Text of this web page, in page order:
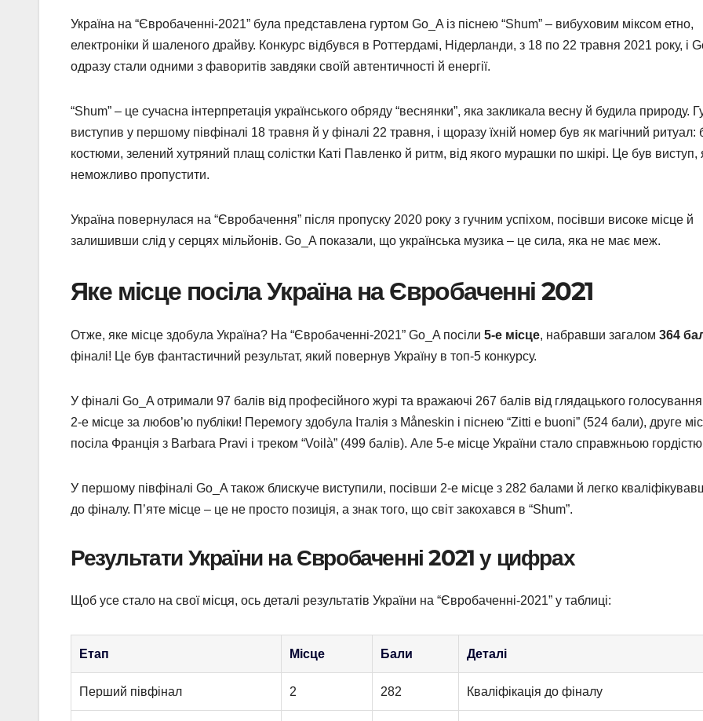
Україна на “Євробаченні-2021” була представлена гуртом Go_A із піснею “Shum” – вибуховим міксом етно,
електроніки й шаленого драйву. Конкурс відбувся в Роттердамі, Нідерланди, з 18 по 22 травня 2021 року, і
одразу стали одними з фаворитів завдяки своїй автентичності й енергії.
“Shum” – це сучасна інтерпретація українського обряду “веснянки”, яка закликала весну й будила природу.
виступив у першому півфіналі 18 травня й у фіналі 22 травня, і щоразу їхній номер був як магічний ритуал:
костюми, зелений хутряний плащ солістки Каті Павленко й ритм, від якого мурашки по шкірі. Це був виступ,
неможливо пропустити.
Україна повернулася на “Євробачення” після пропуску 2020 року з гучним успіхом, посівши високе місце й
залишивши слід у серцях мільйонів. Go_A показали, що українська музика – це сила, яка не має меж.
Яке місце посіла Україна на Євробаченні 2021
Отже, яке місце здобула Україна? На “Євробаченні-2021” Go_A посіли 5-е місце, набравши загалом 364
фіналі! Це був фантастичний результат, який повернув Україну в топ-5 конкурсу.
У фіналі Go_A отримали 97 балів від професійного журі та вражаючі 267 балів від глядацького
2-е місце за любов’ю публіки! Перемогу здобула Італія з Måneskin і піснею “Zitti e buoni” (524 бали), друге
посіла Франція з Barbara Pravi і треком “Voilà” (499 балів). Але 5-е місце України стало справжньою
У першому півфіналі Go_A також блискуче виступили, посівши 2-е місце з 282 балами й легко
до фіналу. П’яте місце – це не просто позиція, а знак того, що світ закохався в “Shum”.
Результати України на Євробаченні 2021 у цифрах
Щоб усе стало на свої місця, ось деталі результатів України на “Євробаченні-2021” у таблиці:
Етап Місце Бали Деталі
Перший півфінал 2 282 Кваліфікація до фіналу